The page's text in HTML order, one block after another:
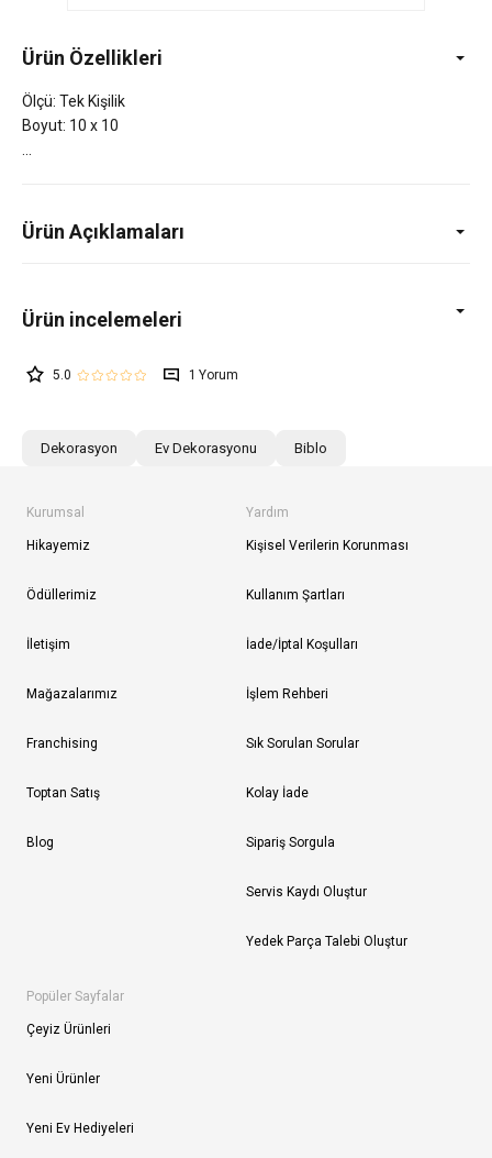
Ürün Özellikleri
Ölçü: Tek Kişilik
Boyut: 10 x 10
Ürün Açıklamaları
5.0 1
Dekorasyon Ev Dekorasyonu Biblo
Kurumsal
Hikayemiz
Ödüllerimiz
İletişim
Mağazalarımız
Franchising
Toptan Satış
Blog
Yardım
Kişisel Verilerin Korunması
Kullanım Şartları
İade/İptal Koşulları
İşlem Rehberi
Sık Sorulan Sorular
Kolay İade
Sipariş Sorgula
Servis Kaydı Oluştur
Yedek Parça Talebi Oluştur
Popüler Sayfalar
Çeyiz Ürünleri
Yeni Ürünler
Yeni Ev Hediyeleri